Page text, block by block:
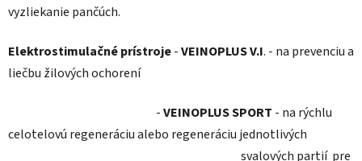
vyzliekanie pančúch.
Elektrostimulačné prístroje-VEINOPLUS V.I. - na prevenciu a
liečbu žilových ochorení
-VEINOPLUS SPORT - na rýchlu
celotelovú regeneráciu alebo regeneráciu jednotlivých
svalových partií pre